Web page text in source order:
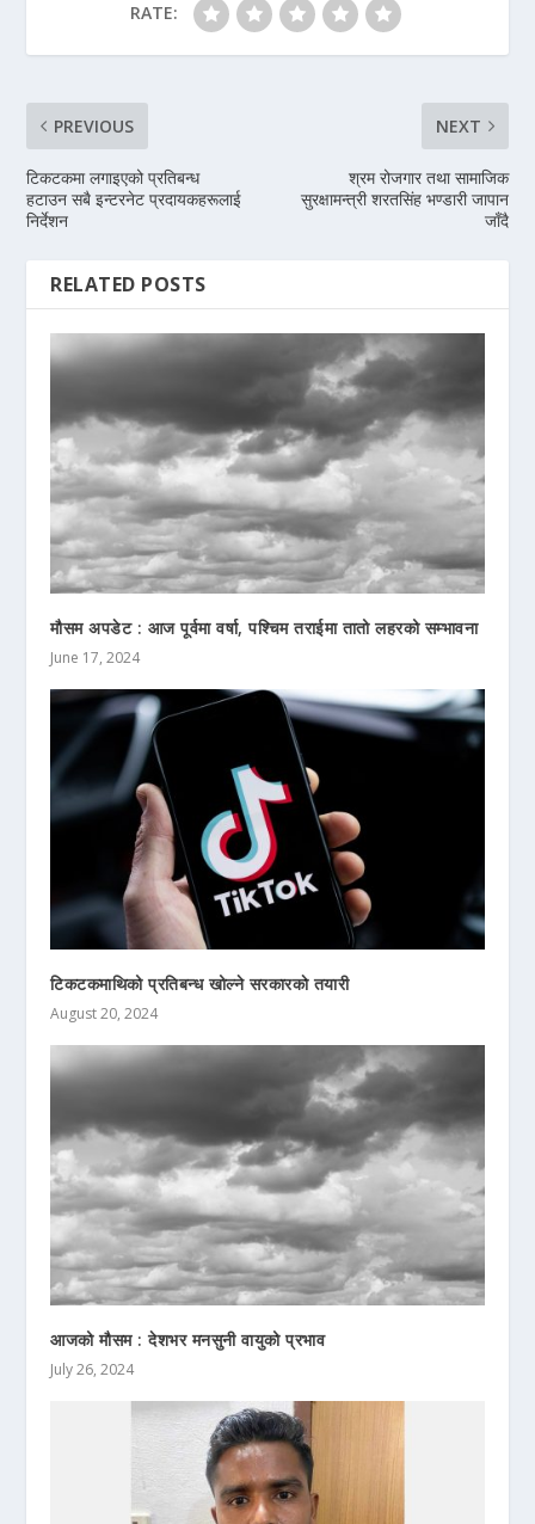
RATE:
PREVIOUS
टिकटकमा लगाइएको प्रतिबन्ध
हटाउन सबै इन्टरनेट प्रदायकहरूलाई
निर्देशन
NEXT
श्रम रोजगार तथा सामाजिक
सुरक्षामन्त्री शरतसिंह भण्डारी जापान
जाँदै
RELATED POSTS
मौसम अपडेट : आज पूर्वमा वर्षा, पश्चिम तराईमा तातो लहरको सम्भावना
June 17, 2024
टिकटकमाथिको प्रतिबन्ध खोल्ने सरकारकाे तयारी
August 20, 2024
आजको मौसम : देशभर मनसुनी वायुको प्रभाव
July 26, 2024